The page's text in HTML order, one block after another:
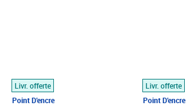
Livr. offerte
Point D'encre
Livr. offerte
Point D'encre